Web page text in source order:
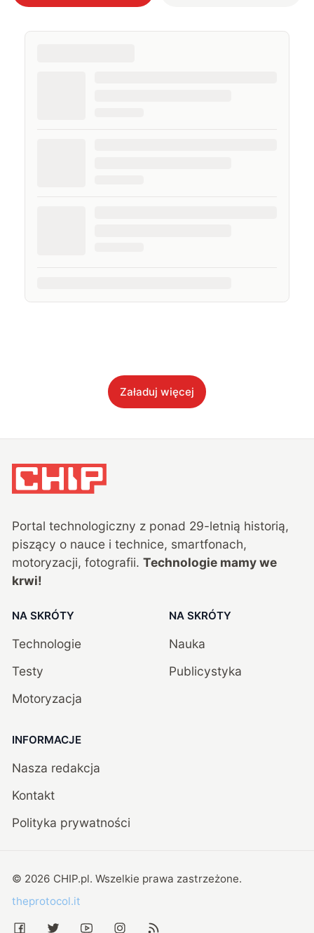
Załaduj więcej
Portal technologiczny z ponad 29-letnią historią,
piszący o nauce i technice, smartfonach,
motoryzacji, fotografii. Technologie mamy we
krwi!
NA SKRÓTY
Technologie
Testy
Motoryzacja
NA SKRÓTY
Nauka
Publicystyka
INFORMACJE
Nasza redakcja
Kontakt
Polityka prywatności
© 2026 CHIP.pl. Wszelkie prawa zastrzeżone.
theprotocol.it